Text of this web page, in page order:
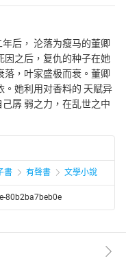
后， 沦落为瘦马的董卿
因之后，复仇的种子在她
落，叶家盛极而衰。董卿
。她利用对香料的 天赋异
孱 弱之力，在乱世之中
書 有聲書 文學小說
80b2ba7beb0e